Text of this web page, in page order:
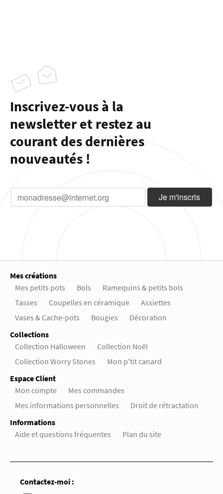
Inscrivez-vous à la
newsletter et restez au
courant des dernières
nouveautés !
Mes créations
Mes petits pots
Bols
Ramequins & petits bols
Tasses
Coupelles en céramique
Assiettes
Vases & Cache-pots
Bougies
Décoration
Collections
Collection Halloween
Collection Noël
Collection Worry Stones
Mon p'tit canard
Espace Client
Mon compte
Mes commandes
Mes informations personnelles
Droit de rétractation
Informations
Aide et questions fréquentes
Plan du site
Contactez-moi :